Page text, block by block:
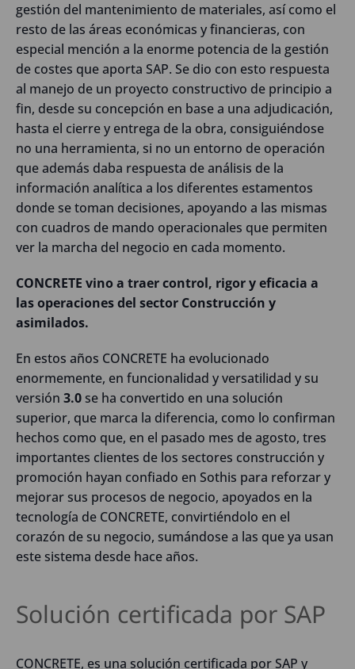
gestión del mantenimiento de materiales, así como el
resto de las áreas económicas y financieras, con
especial mención a la enorme potencia de la gestión
de costes que aporta SAP. Se dio con esto respuesta
al manejo de un proyecto constructivo de principio a
fin, desde su concepción en base a una adjudicación,
hasta el cierre y entrega de la obra, consiguiéndose
no una herramienta, si no un entorno de operación
que además daba respuesta de análisis de la
información analítica a los diferentes estamentos
donde se toman decisiones, apoyando a las mismas
con cuadros de mando operacionales que permiten
ver la marcha del negocio en cada momento.
CONCRETE vino a traer control, rigor y eficacia a
las operaciones del sector Construcción y
asimilados.
En estos años CONCRETE ha evolucionado
enormemente, en funcionalidad y versatilidad y su
versión 3.0se ha convertido en una solución
superior, que marca la diferencia, como lo confirman
hechos como que, en el pasado mes de agosto, tres
importantes clientes de los sectores construcción y
promoción hayan confiado en Sothis para reforzar y
mejorar sus procesos de negocio, apoyados en la
tecnología de CONCRETE, convirtiéndolo en el
corazón de su negocio, sumándose a las que ya usan
este sistema desde hace años.
Solución certificada por SAP
CONCRETE, es una solución certificada por SAP y